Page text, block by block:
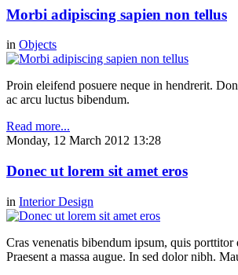
Morbi adipiscing sapien non tellus
in Objects
Proin eleifend posuere neque in hendrerit.
ac arcu luctus bibendum.
Read more...
Monday, 12 March 2012 13:28
Donec ut lorem sit amet eros
in Interior Design
Cras venenatis bibendum ipsum, quis
Praesent a massa augue. In sed dolor nibh.